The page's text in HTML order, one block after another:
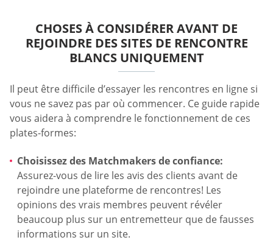
CHOSES À CONSIDÉRER AVANT DE
REJOINDRE DES SITES DE RENCONTRE
BLANCS UNIQUEMENT
Il peut être difficile d’essayer les rencontres en ligne si
vous ne savez pas par où commencer. Ce guide rapide
vous aidera à comprendre le fonctionnement de ces
plates-formes:
Choisissez des Matchmakers de confiance:
Assurez-vous de lire les avis des clients avant de
rejoindre une plateforme de rencontres! Les
opinions des vrais membres peuvent révéler
beaucoup plus sur un entremetteur que de fausses
informations sur un site.